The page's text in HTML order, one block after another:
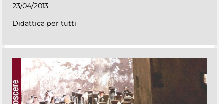
23/04/2013
Didattica per tutti